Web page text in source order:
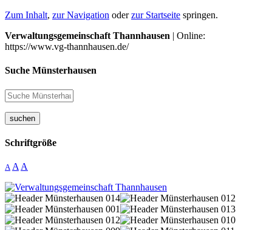
Zum Inhalt, zur Navigation oderzur Startseite springen.
Verwaltungsgemeinschaft Thannhausen | Online:
https://www.vg-thannhausen.de/
Suche Münsterhausen
suchen
Schriftgröße
A A A